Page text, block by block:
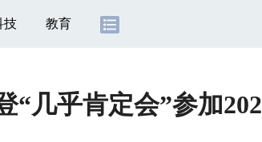
技 教育
“几乎肯定会”参加